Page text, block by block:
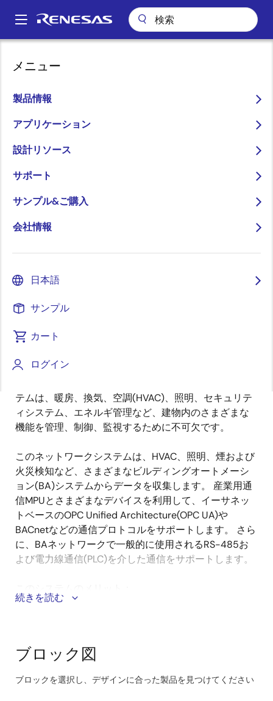
ン
Main
メニュー
製品情報
アプリケーション
設計リソース
サポート
サンプル&ご購入
会社情報
日本語
サンプル
カート
ログイン
パ
ン
く
ず
ビルディングオートメーションのためのマルチプロトコルネットワー
ビルディングオートメーシ
ョンのためのマルチプロト
コルネットワークシステム
概要
概
要
説
明
テムは、暖房、換気、空調(HVAC)、照明、セキュリテ
ィシステム、エネルギ管理など、建物内のさまざまな
機能を管理、制御、監視するために不可欠です。
このネットワークシステムは、HVAC、照明、煙および
火災検知など、さまざまなビルディングオートメーシ
ョン(BA)システムからデータを収集します。 産業用通
信MPUとさまざまなデバイスを利用して、イーサネッ
トベースのOPC Unified Architecture(OPC UA)や
BACnetなどの通信プロトコルをサポートします。 さら
に、BAネットワークで一般的に使用されるRS-485お
よび電力線通信(PLC)を介した通信をサポートします。
OPC UAやBACnetなどのBAイーサネット機能。
Modbus TCP、Ethernet/IP™、EtherCAT
などの産
業用イーサネットプロトコル。
続きを読む
ブロック図
ブロックを選択し、デザインに合った製品を見つけてください